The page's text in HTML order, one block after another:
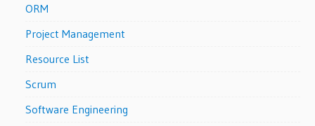
ORM
Project Management
Resource List
Scrum
Software Engineering